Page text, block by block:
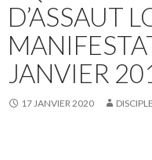
D’ASSAUT
JANVIER
17 JANVIER 2020 DISCIPLE